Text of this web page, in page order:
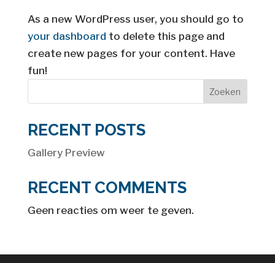
As a new WordPress user, you should go to
your dashboard to delete this page and
create new pages for your content. Have
fun!
Zoeken
RECENT POSTS
Gallery Preview
RECENT COMMENTS
Geen reacties om weer te geven.